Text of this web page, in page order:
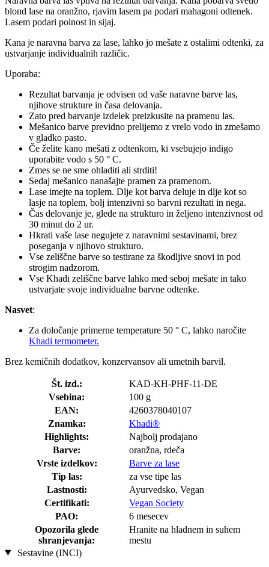
blond lase na oranžno, rjavim lasem pa podari mahagoni odtenek.
Lasem podari polnost in sijaj.
Kana je naravna barva za lase, lahko jo mešate z ostalimi odtenki, za
ustvarjanje individualnih različic.
Uporaba:
Rezultat barvanja je odvisen od vaše naravne barve las,
njihove strukture in časa delovanja.
Zato pred barvanje izdelek preizkusite na pramenu las.
Mešanico barve previdno prelijemo z vrelo vodo in zmešamo
v gladko pasto.
Če želite kano mešati z odtenkom, ki vsebujejo indigo
uporabite vodo s 50 ° C.
Zmes se ne sme ohladiti ali strditi!
Sedaj mešanico nanašajte pramen za pramenom.
Lase imejte na toplem. Dlje kot barva deluje in dlje kot so
lasje na toplem, bolj intenzivni so barvni rezultati in nega.
Čas delovanje je, glede na strukturo in željeno intenzivnost od
30 minut do 2 ur.
Hkrati vaše lase negujete z naravnimi sestavinami, brez
poseganja v njihovo strukturo.
Vse zeliščne barve so testirane za škodljive snovi in pod
strogim nadzorom.
Vse Khadi zeliščne barve lahko med seboj mešate in tako
ustvarjate svoje individualne barvne odtenke.
Nasvet:
Za določanje primerne temperature 50 ° C, lahko naročite
Khadi termometer.
Brez kemičnih dodatkov, konzervansov ali umetnih barvil.
Št. izd.:
KAD-KH-PHF-11-DE
Vsebina:
100 g
EAN:
4260378040107
Znamka:
Khadi®
Highlights:
Najbolj prodajano
Barve:
oranžna, rdeča
Vrste izdelkov:
Barve za lase
Tip las:
za vse tipe las
Lastnosti:
Ayurvedsko, Vegan
Certifikati:
Vegan Society
PAO:
6 mesecev
Opozorila glede
shranjevanja:
Hranite na hladnem in suhem
mestu
Sestavine (INCI)